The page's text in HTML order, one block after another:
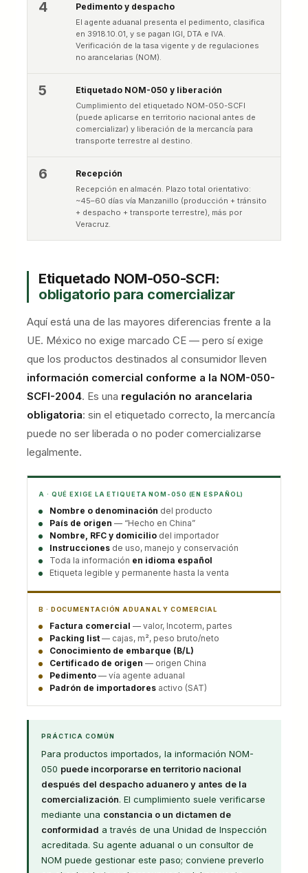
4 Pedimento y despacho
El agente aduanal presenta el pedimento, clasifica
en 3918.10.01, y se pagan IGI, DTA e IVA.
Verificación de la tasa vigente y de regulaciones
no arancelarias (NOM).
5 Etiquetado NOM-050 y liberación
Cumplimiento del etiquetado NOM-050-SCFI
(puede aplicarse en territorio nacional antes de
comercializar) y liberación de la mercancía para
transporte terrestre al destino.
6 Recepción
Recepción en almacén. Plazo total orientativo:
~45–60 días vía Manzanillo (producción + tránsito
+ despacho + transporte terrestre), más por
Veracruz.
Etiquetado NOM-050-SCFI:
obligatorio para comercializar
Aquí está una de las mayores diferencias frente a la
UE. México no exige marcado CE — pero sí exige
que los productos destinados al consumidor lleven
información comercial conforme a la NOM-050-
SCFI-2004. Es una regulación no arancelaria
obligatoria: sin el etiquetado correcto, la mercancía
puede no ser liberada o no poder comercializarse
legalmente.
A · QUÉ EXIGE LA ETIQUETA NOM-050 (EN ESPAÑOL)
Nombre o denominación del producto
País de origen — “Hecho en China”
Nombre, RFC y domicilio del importador
Instrucciones de uso, manejo y conservación
Toda la información en idioma español
Etiqueta legible y permanente hasta la venta
B · DOCUMENTACIÓN ADUANAL Y COMERCIAL
Factura comercial — valor, Incoterm, partes
Packing list — cajas, m², peso bruto/neto
Conocimiento de embarque (B/L)
Certificado de origen — origen China
Pedimento — vía agente aduanal
Padrón de importadores activo (SAT)
PRÁCTICA COMÚN
Para productos importados, la información NOM-
050 puede incorporarse en territorio nacional
después del despacho aduanero y antes de la
comercialización. El cumplimiento suele verificarse
mediante una constancia o un dictamen de
conformidad a través de una Unidad de Inspección
acreditada. Su agente aduanal o un consultor de
NOM puede gestionar este paso; conviene preverlo